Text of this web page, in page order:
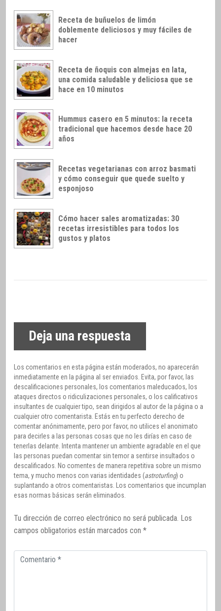
Receta de buñuelos de limón
doblemente deliciosos y muy fáciles de
hacer
Receta de ñoquis con almejas en lata,
una comida saludable y deliciosa que se
hace en 10 minutos
Hummus casero en 5 minutos: la receta
tradicional que hacemos desde hace 20
años
Recetas vegetarianas con arroz basmati
y cómo conseguir que quede suelto y
esponjoso
Cómo hacer sales aromatizadas: 30
recetas irresistibles para todos los
gustos y platos
Deja una respuesta
Los comentarios en esta página están moderados, no aparecerán
inmediatamente en la página al ser enviados. Evita, por favor, las
descalificaciones personales, los comentarios maleducados, los
ataques directos o ridiculizaciones personales, o los calificativos
insultantes de cualquier tipo, sean dirigidos al autor de la página o a
cualquier otro comentarista. Estás en tu perfecto derecho de
comentar anónimamente, pero por favor, no utilices el anonimato
para decirles a las personas cosas que no les dirías en caso de
tenerlas delante. Intenta mantener un ambiente agradable en el que
las personas puedan comentar sin temor a sentirse insultados o
descalificados. No comentes de manera repetitiva sobre un mismo
tema, y mucho menos con varias identidades (astroturfing) o
suplantando a otros comentaristas. Los comentarios que incumplan
esas normas básicas serán eliminados.
Tu dirección de correo electrónico no será publicada. Los
campos obligatorios están marcados con *
Comentario